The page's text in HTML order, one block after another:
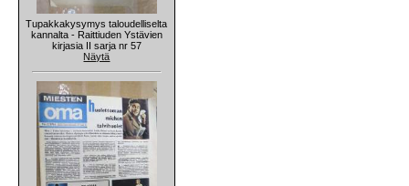
Tupakkakysymys taloudelliselta
kannalta - Raittiuden Ystävien
kirjasia II sarja nr 57
Näytä